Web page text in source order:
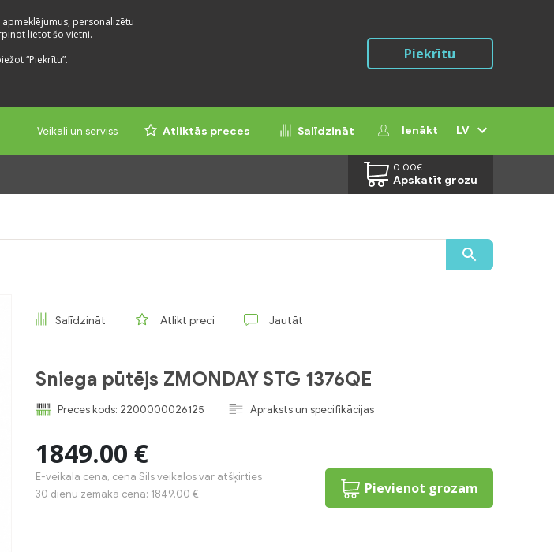
personalizētu
lietot šo vietni.
“Piekrītu”.
Piekrītu
Veikali un serviss Atliktās preces Salīdzināt Ienākt LV
0.00€
Apskatīt grozu
Salīdzināt Atlikt preci Jautāt
Sniega pūtējs ZMONDAY STG 1376QE
Preces kods: 2200000026125 Apraksts un specifikācijas
1849.00 €
E-veikala cena, cena Sils veikalos var atšķirties
30 dienu zemākā cena: 1849.00 €
Pievienot grozam